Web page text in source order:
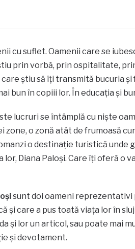
cu suflet. Oamenii care se
prin vorbă, prin ospitalitate,
știu să îți transmită bucuria
bun în copiii lor. În educația și
lucruri se întâmplă cu niște
zone, o zonă atât de frumoasă
o destinație turistică unde
lor, Diana Paloși. Care îți oferă o
sunt doi oameni reprezentativi
și care a pus toată viața lor în
și lor un articol, sau poate mai
și devotament.